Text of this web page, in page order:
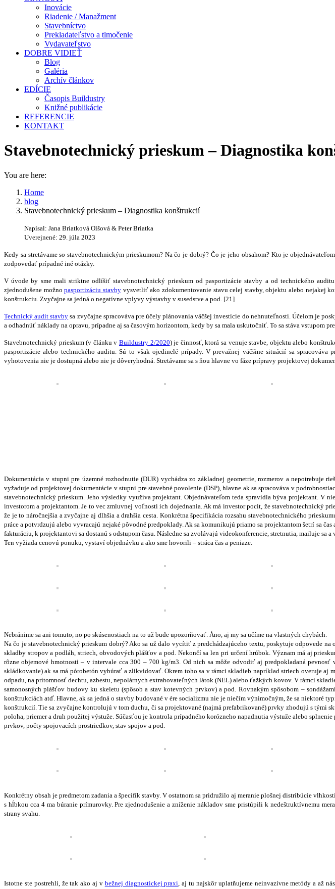
Inovácie
Riadenie / Manažment
Stavebníctvo
Prekladateľstvo a tlmočenie
Vydavateľstvo
DOBRE VIDIEŤ
Blog
Galéria
Archív článkov
EDÍCIE
Časopis Buildustry
Knižné publikácie
REFERENCIE
KONTAKT
Stavebnotechnický prieskum – Diagnostika
You are here:
Home
blog
Stavebnotechnický prieskum – Diagnostika konštrukcií
Napísal: Jana Briatková Olšová & Peter Briatka
Uverejnené: 29. júla 2023
Kedy sa stretávame so stavebnotechnickým prieskumom? Na čo je dobrý? Čo je jeho obsahom? Kto je
zodpovedať prípadné iné otázky.
V úvode by sme mali striktne odlíšiť stavebnotechnický prieskum od pasportizácie stavby a od technického
zjednodušene možnopasportizáciu stavbyvysvetliť ako zdokumentovanie stavu celej stavby, objektu alebo nejakej
konštrukciu. Zvyčajne sa jedná o negatívne vplyvy výstavby v susedstve a pod. [21]
Technický audit stavby sa zvyčajne spracováva pre účely plánovania väčšej investície do nehnuteľnosti. Účelom je
a odhadnúť náklady na opravu, prípadne aj sa časovým horizontom, kedy by sa mala uskutočniť. To sa stáva vstupom
Stavebnotechnický prieskum (v článku vBuildustry 2/2020) je činnosť, ktorá sa venuje stavbe, objektu alebo
pasportizácie alebo technického auditu. Sú to však ojedinelé prípady. V prevažnej väčšine situácií sa
vyhotovenia nie je dostupná alebo nie je dôveryhodná. Stretávame sa s ňou hlavne vo fáze prípravy projektovej
Dokumentácia v stupni pre územné rozhodnutie (DUR) vychádza zo základnej geometrie, rozmerov a
vyžaduje od projektovej dokumentácie v stupni pre stavebné povolenie (DSP), hlavne ak sa spracováva v
stavebnotechnický prieskum. Jeho výsledky využíva projektant. Objednávateľom teda spravidla býva projektant. V
investorom a projektantom. Je to vec zmluvnej voľnosti ich dojednania. Ak má investor pocit, že stavebnotechnický
že je to náročnejšia a zvyčajne aj dlhšia a drahšia cesta. Konkrétna špecifikácia rozsahu stavebnotechnického
práce a potvrdzujú alebo vyvracajú nejaké pôvodné predpoklady. Ak sa komunikujú priamo sa projektantom šetrí sa
fakturáciu, k projektantovi sa dostanú s odstupom času. Následne sa zvolávajú videokonferencie, stretnutia, mailuje
Ten vyžiada cenovú ponuku, vystaví objednávku a ako sme hovorili – stráca čas a peniaze.
Nebránime sa ani tomuto, no po skúsenostiach na to už bude upozorňovať. Áno, aj my sa učíme na vlastných chybách.
Na čo je stavebnotechnický prieskum dobrý? Ako sa už dalo vycítiť z predchádzajúceho textu, poskytuje odpovede
skladby stropov a podláh, striech, obvodových plášťov a pod. Nekončí sa len pri určení hrúbok. Význam má aj
rôzne objemové hmotnosti – v intervale cca 300 – 700 kg/m3. Od nich sa môže odvodiť aj predpokladaná pevnosť
skládkovanie) ak sa má pórobetón vybúrať a zlikvidovať. Okrem toho sa v rámci skladieb napríklad striech overuje
odpadu, na prítomnosť dechtu, azbestu, nepolárnych extrahovateľných látok (NEL) alebo ťažkých kovov. V rámci
samonosných plášťov budovy ku skeletu (spôsob a stav kotevných prvkov) a pod. Rovnakým spôsobom –
konštrukciách atď. Hlavne, ak sa jedná o stavby budované v ére socializmu nie je niečím výnimočným, že sa
konštrukcií. Tie sa zvyčajne kontrolujú v tom duchu, či sa projektované (najmä prefabrikované) prvky zhodujú s tými
poloha, priemer a druh použitej výstuže. Súčasťou je kontrola prípadného korózneho napadnutia výstuže alebo
prvkov, počty spojovacích prostriedkov, stav spojov a pod.
Konkrétny obsah je predmetom zadania a špecifík stavby. V ostatnom sa pridružilo aj meranie plošnej distribúcie
s hĺbkou cca 4 ma búranie prímurovky. Pre zjednodušenie a zníženie nákladov sme pristúpili k nedeštruktívnemu
strany svahu.
Istotne ste postrehli, že tak ako aj v bežnej diagnostickej praxi , aj tu najskôr uplatňujeme neinvazívne metódy a až